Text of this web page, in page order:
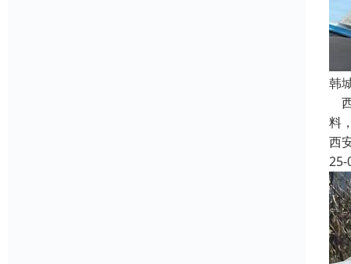
韩
料
西
25-